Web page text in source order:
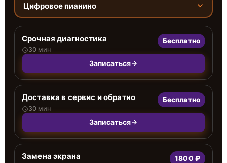
Цифровое пианино
Срочная диагностика
30 мин
Бесплатно
Записаться
Доставка в сервис и обратно
30 мин
Бесплатно
Записаться
Замена экрана 1800 ₽